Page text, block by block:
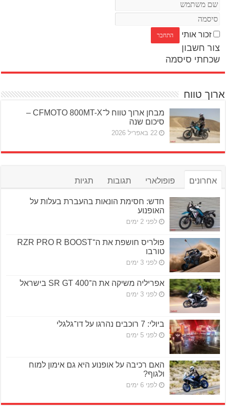
זכור אותי
צור חשבון
שכחתי סיסמה
ארוך טווח
מבחן ארוך טווח ל־CFMOTO 800MT-X –
סיכום שנה
22 באפריל 2026
אחרונים פופולארי תגובות תגיות
חדש: חסימת הונאות בהעברת בעלות על
האופנוע
לפני 2 ימים
פולריס חושפת את ה־RZR PRO R BOOST
טורבו
לפני 3 ימים
אפריליה משיקה את ה־SR GT 400 בישראל
לפני 3 ימים
ביולי: 7 רוכבים נהרגו על דו־גלגלי
לפני 5 ימים
האם רכיבה על אופנוע היא גם אימון למוח
ולגוף?
לפני 6 ימים